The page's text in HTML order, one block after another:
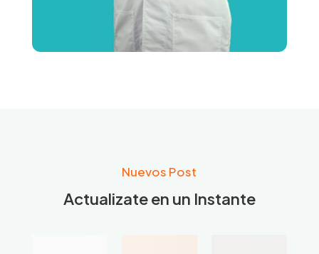
Nuevos Post
Actualizate en un Instante